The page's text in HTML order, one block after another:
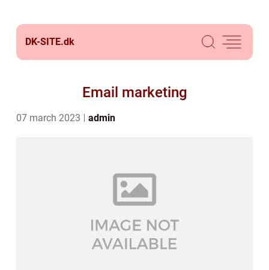
DK-SITE.dk
Email marketing
07 march 2023 admin